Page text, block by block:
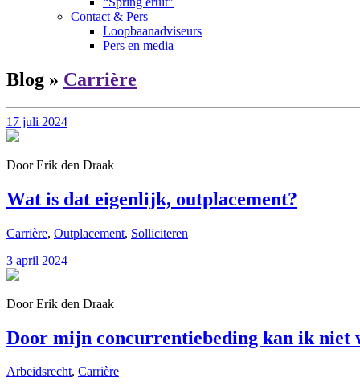
Contact & Pers
Loopbaanadviseurs
Pers en media
Blog » Carrière
17 juli 2024
Door Erik den Draak
Wat is dat eigenlijk, outplacement?
Carrière, Outplacement, Solliciteren
3 april 2024
Door Erik den Draak
Door mijn concurrentiebeding kan ik niet
Arbeidsrecht, Carrière